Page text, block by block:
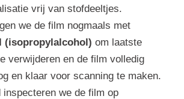
vrij van stofdeeltjes.
we de film nogmaals met
(isopropylalcohol) om laatste
verwijderen en de film volledig
en klaar voor scanning te maken.
inspecteren we de film op